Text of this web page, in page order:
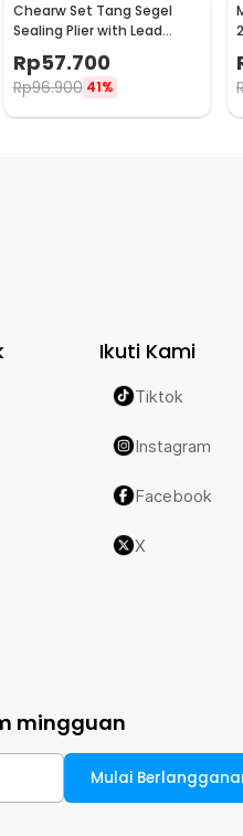
Chearw Set Tang Segel
Sealing Plier with Lead
Sealing and Wire - CW01
Rp57.700
Rp96.900 41%
Ikuti Kami
Tiktok
Instagram
Facebook
X
mingguan
Mulai